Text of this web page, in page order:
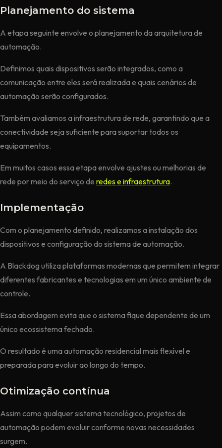
Planejamento do sistema
A etapa seguinte envolve o planejamento da arquitetura de
automação.
Definimos quais dispositivos serão integrados, como a
comunicação entre eles será realizada e quais cenários de
automação serão configurados.
Também avaliamos a infraestrutura de rede, garantindo que a
conectividade seja suficiente para suportar todos os
equipamentos.
Em muitos casos essa etapa envolve ajustes ou melhorias de
rede por meio do serviço de redes e infraestrutura.
Implementação
Com o planejamento definido, realizamos a instalação dos
dispositivos e configuração do sistema de automação.
A Blackdog utiliza plataformas modernas que permitem integrar
diferentes fabricantes e tecnologias em um único ambiente de
controle.
Essa abordagem evita que o sistema fique dependente de um
único ecossistema fechado.
O resultado é uma automação residencial mais flexível e
preparada para evoluir ao longo do tempo.
Otimização contínua
Assim como qualquer sistema tecnológico, projetos de
automação podem evoluir conforme novas necessidades
surgem.